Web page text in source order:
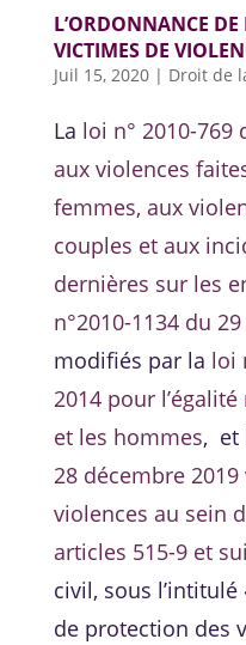
L’ORDONNANCE
VICTIMES DE
Juil 15, 2020| Droit de
La loi n° 2010-
aux violences
femmes, aux
couples et aux
dernières sur les
n°2010-1134 du
modifiés par la loi
2014 pour
et les hommes, et
28 décembre
violences au sein
articles 515-9 et
civil, sous l’intitulé
de protection des